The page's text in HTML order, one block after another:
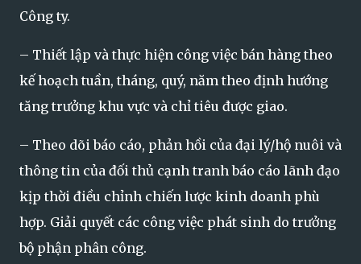
Công ty.
– Thiết lập và thực hiện công việc bán hàng theo
kế hoạch tuần, tháng, quý, năm theo định hướng
tăng trưởng khu vực và chỉ tiêu được giao.
– Theo dõi báo cáo, phản hồi của đại lý/hộ nuôi và
thông tin của đối thủ cạnh tranh báo cáo lãnh đạo
kịp thời điều chỉnh chiến lược kinh doanh phù
hợp. Giải quyết các công việc phát sinh do trưởng
bộ phận phân công.